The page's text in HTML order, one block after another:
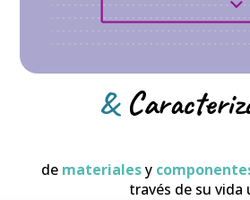
&
de materialesy
través de su vida